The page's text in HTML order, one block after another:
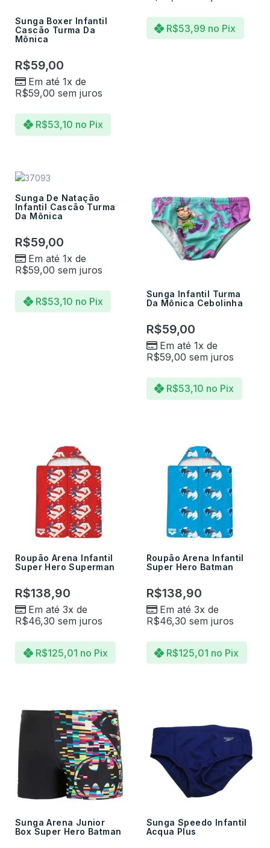
Sunga Boxer Infantil
Cascão Turma Da
Mônica
R$59,00
Em até 1x de
R$59,00 sem juros
R$53,10 no Pix
R$53,99 no Pix
Sunga De Natação
Infantil Cascão Turma
Da Mônica
R$59,00
Em até 1x de
R$59,00 sem juros
R$53,10 no Pix
Sunga Infantil Turma
Da Mônica Cebolinha
R$59,00
Em até 1x de
R$59,00 sem juros
R$53,10 no Pix
Roupão Arena Infantil
Super Hero Superman
R$138,90
Em até 3x de
R$46,30 sem juros
R$125,01 no Pix
Roupão Arena Infantil
Super Hero Batman
R$138,90
Em até 3x de
R$46,30 sem juros
R$125,01 no Pix
Sunga Arena Junior
Box Super Hero Batman
Sunga Speedo Infantil
Acqua Plus